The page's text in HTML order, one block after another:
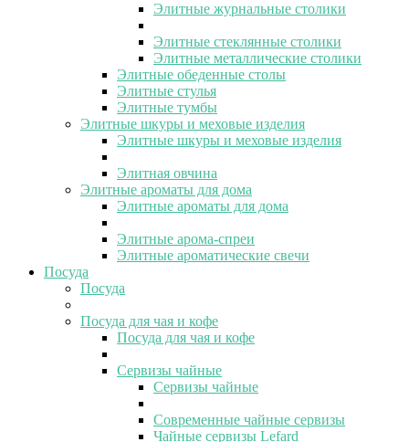
Элитные журнальные столики
Элитные стеклянные столики
Элитные металлические столики
Элитные обеденные столы
Элитные стулья
Элитные тумбы
Элитные шкуры и меховые изделия
Элитные шкуры и меховые изделия
Элитная овчина
Элитные ароматы для дома
Элитные ароматы для дома
Элитные арома-спреи
Элитные ароматические свечи
Посуда
Посуда
Посуда для чая и кофе
Посуда для чая и кофе
Сервизы чайные
Сервизы чайные
Современные чайные сервизы
Чайные сервизы Lefard